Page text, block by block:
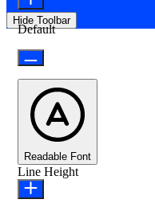
Hide Toolbar
Default
Readable Font
Line Height